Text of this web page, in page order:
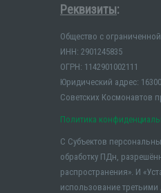
Реквизиты:
Общество с
ИНН: 2901245835
ОГРН: 1142901002111
Юридический адрес:
Советских Космонавтов
Политика
С Субъектов
обработку ПДн,
распространения». И
использование